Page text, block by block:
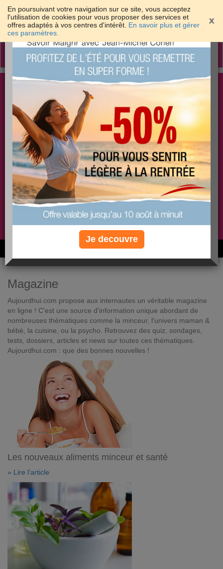
En poursuivant votre navigation sur ce site, vous acceptez
l'utilisation de cookies pour vous proposer des services et
offres adaptés à vos centres d'intérêt. En savoir plus et gérer
ces paramètres.
Toggle
Les meilleures solutions pour maigrir et être bien
dans sa peau
PLUS
EFFICACE
PLUS
SANTÉ
PLUS
COACHING
Non, je préfère le régime gratuit
6M de personnes ont maigri et réappris à manger avec nous
Magazine
Aujourdhui.com propose aux internautes un véritable magazine
en ligne ! C'est une source d'information unique abordant de
nombreuses thématiques comme la minceur, l'univers maman &
bébé, la cuisine, ou la psycho. Retrouvez des quiz, sondages,
tests, dossiers, articles et news sur toutes ces thématiques.
Aujourdhui.com : que des bonnes nouvelles !
Les nouveaux aliments minceur et santé
» Lire l'article
×
Je decouvre